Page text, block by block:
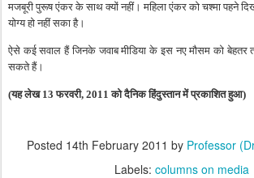
मजबूरी पुरूष एंकर के साथ क्यों नहीं। महिला एंकर को चश्मा पहने
योग्य हो नहीं सका है।
ऐसे कई सवाल हैं जिनके जवाब मीडिया के इस नए मौसम को
सकते हैं।
(यह लेख 13 फरवरी, 2011 को दैनिक हिंदुस्तान में प्रकाशित हुआ)
Posted 14th February 2011 by Professor
Labels: columns on media